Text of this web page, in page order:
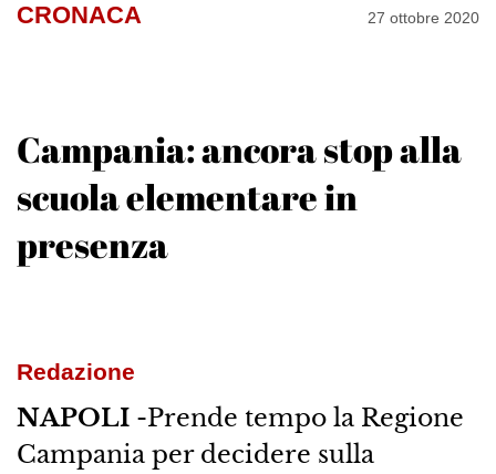
CRONACA 27 ottobre 2020
Campania: ancora stop alla
scuola elementare in
presenza
Redazione
NAPOLI-Prende tempo la Regione
Campania per decidere sulla